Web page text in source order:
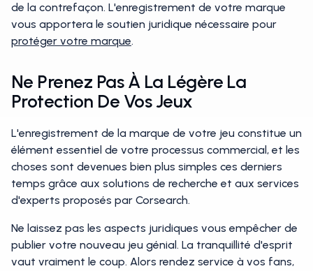
de la contrefaçon. L'enregistrement de votre marque
vous apportera le soutien juridique nécessaire pour
protéger votre marque.
Ne Prenez Pas À La Légère La
Protection De Vos Jeux
L'enregistrement de la marque de votre jeu constitue un
élément essentiel de votre processus commercial, et les
choses sont devenues bien plus simples ces derniers
temps grâce aux solutions de recherche et aux services
d'experts proposés par Corsearch.
Ne laissez pas les aspects juridiques vous empêcher de
publier votre nouveau jeu génial. La tranquillité d'esprit
vaut vraiment le coup. Alors rendez service à vos fans,